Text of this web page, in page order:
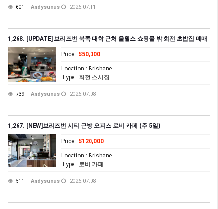
601 Andysunus 2026.07.11
1,268. [UPDATE] 브리즈번 북쪽 대학 근처 울월스 쇼핑몰 밖 회전 초밥집 매매
Price : $50,000
Location : Brisbane
Type : 회전 스시집
739 Andysunus 2026.07.08
1,267. [NEW]브리즈번 시티 근방 오피스 로비 카페 (주 5일)
Price : $120,000
Location : Brisbane
Type : 로비 카페
511 Andysunus 2026.07.08